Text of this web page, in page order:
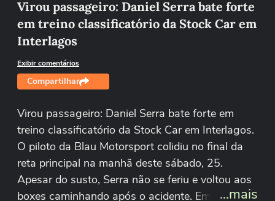
Virou passageiro: Daniel Serra bate forte
em treino classificatório da Stock Car em
Interlagos
Exibir comentários
Compartilhar
Virou passageiro: Daniel Serra bate forte em
treino classificatório da Stock Car em Interlagos.
O piloto da Blau Motorsport colidiu no final da
reta principal na manhã deste sábado, 25.
Apesar do susto, Serra não se feriu e voltou aos
boxes caminhando após o acidente. Em
...mais